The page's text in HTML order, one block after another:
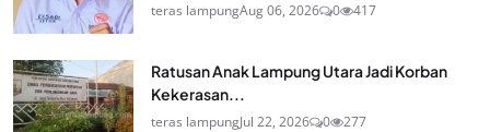
teras lampungAug 06, 2026 0 417
Ratusan Anak Lampung Utara Jadi Korban
Kekerasan...
teras lampungJul 22, 2026 0 277